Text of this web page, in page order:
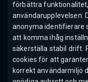
förbättra
användarupplevelsen.
anonyma identifierare
att komma ihåg
säkerställa stabil drift.
cookies för att
korrekt användarmiljö